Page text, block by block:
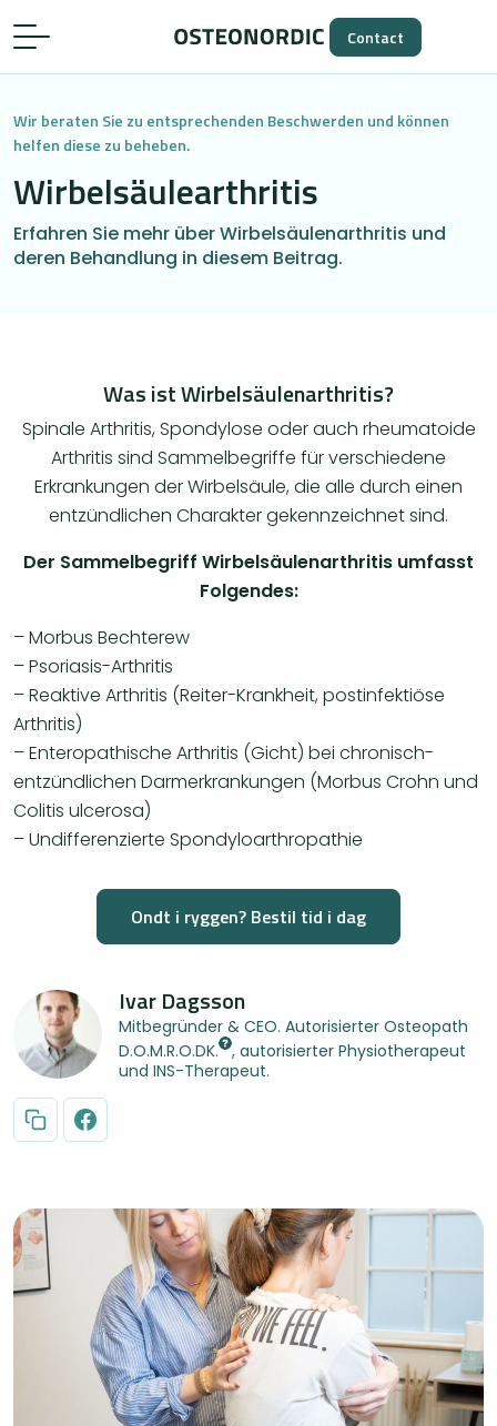
Contact
Wir beraten Sie zu entsprechenden Beschwerden und können
helfen diese zu beheben.
Wirbelsäulearthritis
Erfahren Sie mehr über Wirbelsäulenarthritis und
deren Behandlung in diesem Beitrag.
Was ist Wirbelsäulenarthritis?
Spinale Arthritis, Spondylose oder auch rheumatoide
Arthritis sind Sammelbegriffe für verschiedene
Erkrankungen der Wirbelsäule, die alle durch einen
entzündlichen Charakter gekennzeichnet sind.
Der Sammelbegriff Wirbelsäulenarthritis umfasst
Folgendes:
– Morbus Bechterew
– Psoriasis-Arthritis
– Reaktive Arthritis (Reiter-Krankheit, postinfektiöse
Arthritis)
– Enteropathische Arthritis (Gicht) bei chronisch-
entzündlichen Darmerkrankungen (Morbus Crohn und
Colitis ulcerosa)
– Undifferenzierte Spondyloarthropathie
Ondt i ryggen? Bestil tid i dag
Ivar Dagsson
Mitbegründer & CEO. Autorisierter Osteopath
D.O.M.R.O.DK.
, autorisierter Physiotherapeut
und INS-Therapeut.